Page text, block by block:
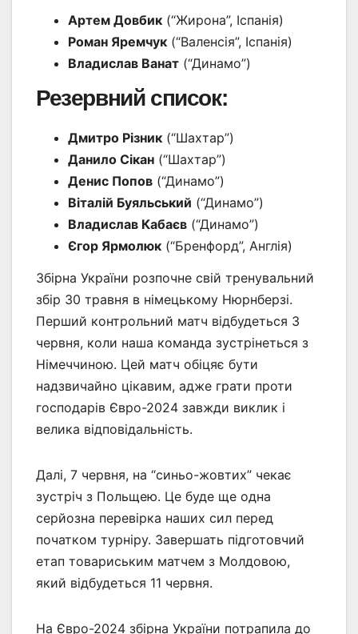
Артем Довбик (“Жирона”, Іспанія)
Роман Яремчук (“Валенсія”, Іспанія)
Владислав Ванат (“Динамо”)
Резервний список:
Дмитро Різник (“Шахтар”)
Данило Сікан (“Шахтар”)
Денис Попов (“Динамо”)
Віталій Буяльський (“Динамо”)
Владислав Кабаєв (“Динамо”)
Єгор Ярмолюк (“Бренфорд”, Англія)
Збірна України розпочне свій тренувальний
збір 30 травня в німецькому Нюрнберзі.
Перший контрольний матч відбудеться 3
червня, коли наша команда зустрінеться з
Німеччиною. Цей матч обіцяє бути
надзвичайно цікавим, адже грати проти
господарів Євро-2024 завжди виклик і
велика відповідальність.
Далі, 7 червня, на “синьо-жовтих” чекає
зустріч з Польщею. Це буде ще одна
серйозна перевірка наших сил перед
початком турніру. Завершать підготовчий
етап товариським матчем з Молдовою,
який відбудеться 11 червня.
На Євро-2024 збірна України потрапила до